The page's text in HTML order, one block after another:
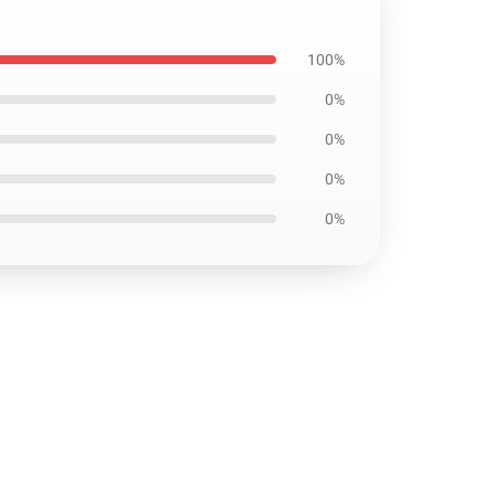
100%
0%
0%
0%
0%